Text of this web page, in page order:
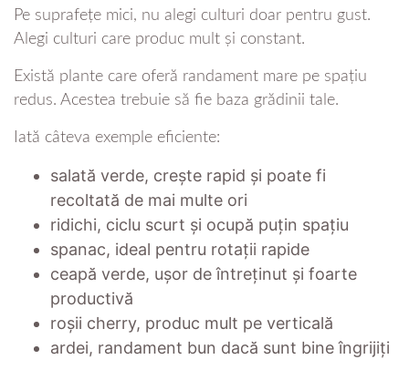
Pe suprafețe mici, nu alegi culturi doar pentru gust.
Alegi culturi care produc mult și constant.
Există plante care oferă randament mare pe spațiu
redus. Acestea trebuie să fie baza grădinii tale.
Iată câteva exemple eficiente:
salată verde, crește rapid și poate fi
recoltată de mai multe ori
ridichi, ciclu scurt și ocupă puțin spațiu
spanac, ideal pentru rotații rapide
ceapă verde, ușor de întreținut și foarte
productivă
roșii cherry, produc mult pe verticală
ardei, randament bun dacă sunt bine îngrijiți